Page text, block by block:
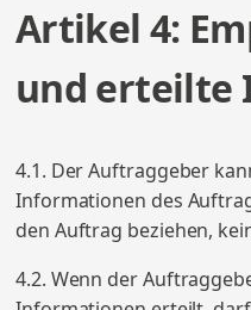
Artikel 4:
und erteilte
4.1. Der Auftraggeber
Informationen des
den Auftrag beziehen,
4.2. Wenn der